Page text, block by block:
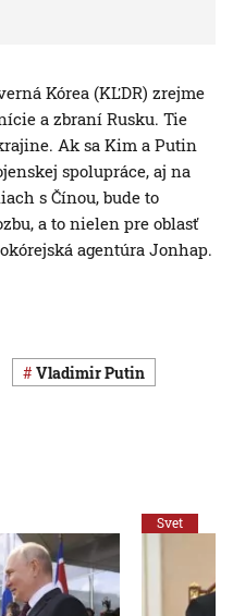
Kórea (KĽDR) zrejme
a zbraní Rusku. Tie
Ak sa Kim a Putin
spolupráce, aj na
s Čínou, bude to
a to nielen pre oblasť
agentúra Jonhap.
Vladimir Putin
Svet